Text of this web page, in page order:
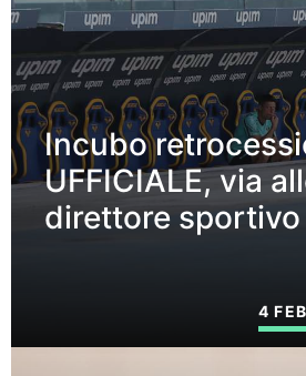
Incubo
UFFICIALE, via
direttore sportivo
4